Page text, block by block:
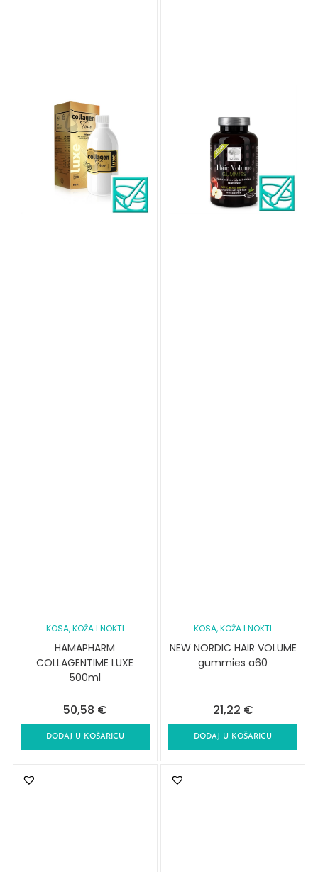
KOSA, KOŽA I NOKTI
HAMAPHARM
COLLAGENTIME LUXE
500ml
50,58 €
DODAJ U KOŠARICU
KOSA, KOŽA I NOKTI
NEW NORDIC HAIR VOLUME
gummies a60
21,22 €
DODAJ U KOŠARICU